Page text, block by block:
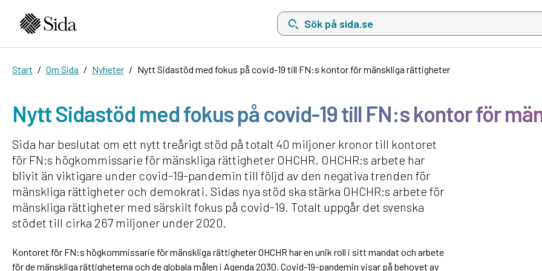
Sök på sida.se, sökförslag kommer att visas i en lista under
Start Om Sida Nyheter Nytt Sidastöd med fokus på covid-19 till FN:s kontor för mänskliga rättigheter
Nytt Sidastöd med fokus på covid-19 till FN:s kontor för
Sida har beslutat om ett nytt treårigt stöd på totalt 40 miljoner kronor till kontoret
för FN:s högkommissarie för mänskliga rättigheter OHCHR. OHCHR:s arbete har
blivit än viktigare under covid-19-pandemin till följd av den negativa trenden för
mänskliga rättigheter och demokrati. Sidas nya stöd ska stärka OHCHR:s arbete för
mänskliga rättigheter med särskilt fokus på covid-19. Totalt uppgår det svenska
stödet till cirka 267 miljoner under 2020.
Kontoret för FN:s högkommissarie för mänskliga rättigheter OHCHR har en unik roll i sitt mandat och arbete
för de mänskliga rättigheterna och de globala målen i Agenda 2030. Covid-19-pandemin visar på behovet av